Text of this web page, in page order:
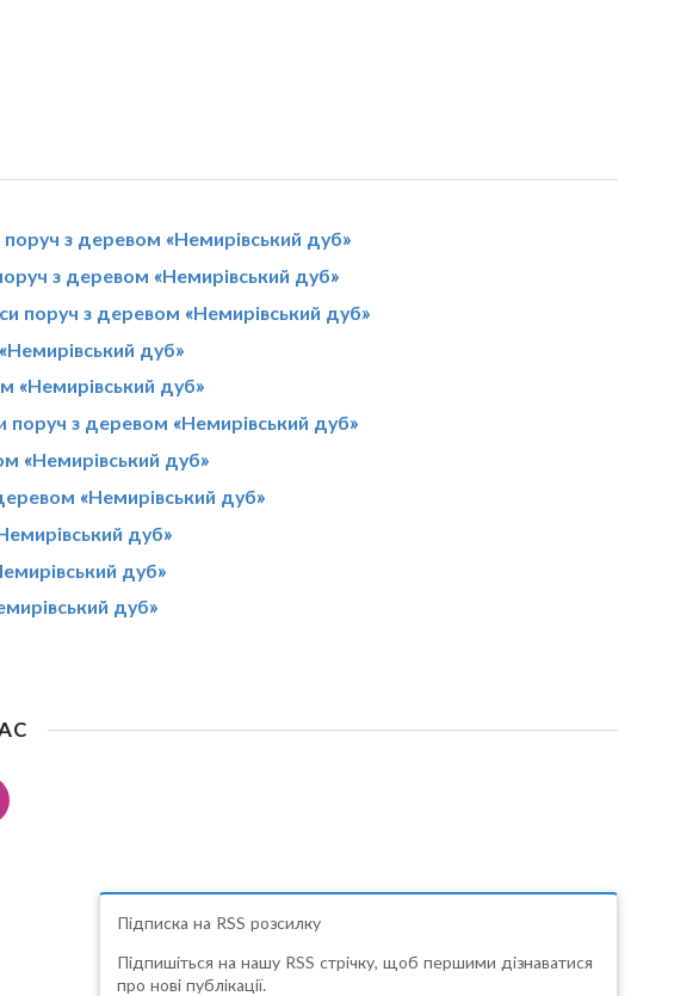
з деревом «Немирівський дуб»
з деревом «Немирівський дуб»
поруч з деревом «Немирівський дуб»
дуб»
«Немирівський дуб»
поруч з деревом «Немирівський дуб»
«Немирівський дуб»
«Немирівський дуб»
дуб»
дуб»
дуб»
Підписка на RSS розсилку
Підпишіться на нашу RSS стрічку, щоб першими дізнаватися
про нові публікації.